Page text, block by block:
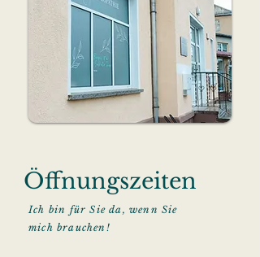
Öffnungszeiten
Ich bin für Sie da, wenn Sie
mich brauchen!